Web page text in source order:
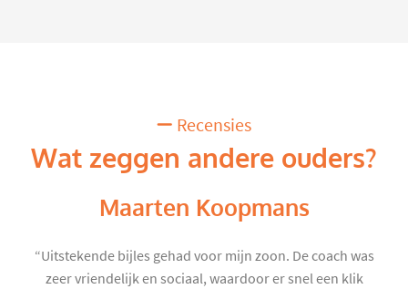
Recensies
Wat zeggen andere ouders?
Maarten Koopmans
“Uitstekende bijles gehad voor mijn zoon. De coach was
zeer vriendelijk en sociaal, waardoor er snel een klik